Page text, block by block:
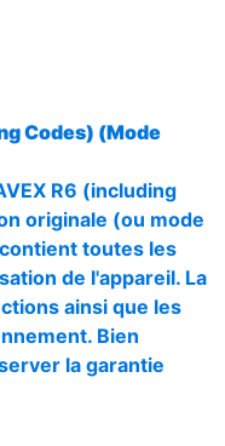
Codes) (Mode
R6 (including
originale (ou mode
toutes les
de l'appareil. La
ainsi que les
Bien
la garantie